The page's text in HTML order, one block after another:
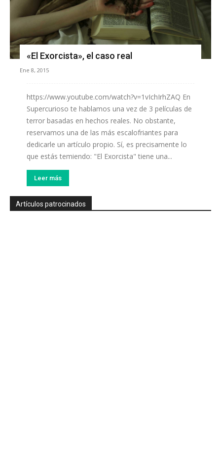
«El Exorcista», el caso real
Ene 8, 2015
https://www.youtube.com/watch?v=1vIchIrhZAQ En
Supercurioso te hablamos una vez de 3 películas de
terror basadas en hechos reales. No obstante,
reservamos una de las más escalofriantes para
dedicarle un artículo propio. Sí, es precisamente lo
que estás temiendo: "El Exorcista" tiene una...
Leer más
Artículos patrocinados